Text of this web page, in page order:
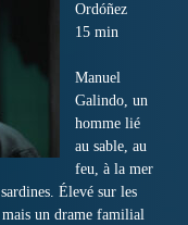
Ordóñez
15 min
Manuel
Galindo, un
homme lié
au sable, au
feu, à la mer
Élevé sur les
mais un drame familial